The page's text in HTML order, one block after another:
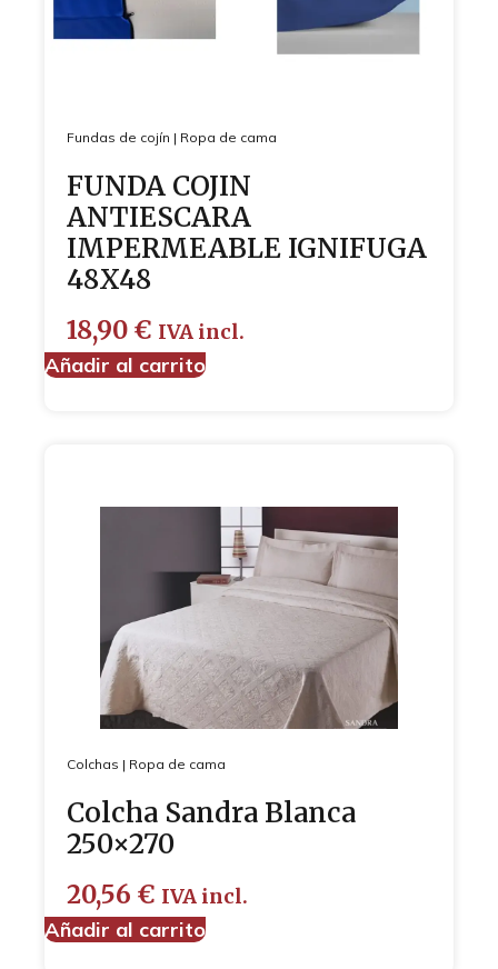
Fundas de cojín | Ropa de cama
FUNDA COJIN
ANTIESCARA
IMPERMEABLE IGNIFUGA
48X48
18,90 € IVA incl.
Añadir al carrito
Colchas | Ropa de cama
Colcha Sandra Blanca
250×270
20,56 € IVA incl.
Añadir al carrito